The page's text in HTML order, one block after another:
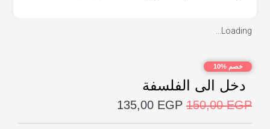
Loading...
خصم %10
دخل الى الفلسفة
150,00EGP
135,00 EGP